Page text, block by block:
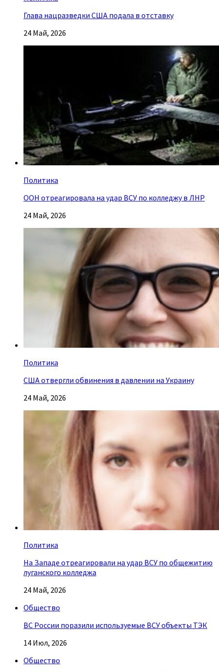
Глава нацразведки США подала в отставку
24 Май, 2026
Политика
ООН отреагировала на удар ВСУ по колледжу в ЛНР
24 Май, 2026
Политика
США отвергли обвинения в давлении на Украину
24 Май, 2026
Политика
На Западе отреагировали на удар ВСУ по общежитию
луганского колледжа
24 Май, 2026
Общество
ВС России поразили используемые ВСУ объекты ТЭК
14 Июл, 2026
Общество